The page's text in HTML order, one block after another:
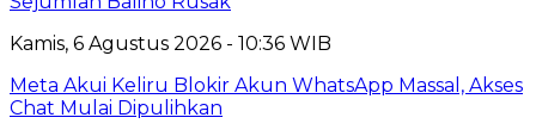
Kamis, 6 Agustus 2026 - 10:36 WIB
Meta Akui Keliru Blokir Akun WhatsApp Massal, Akses
Chat Mulai Dipulihkan